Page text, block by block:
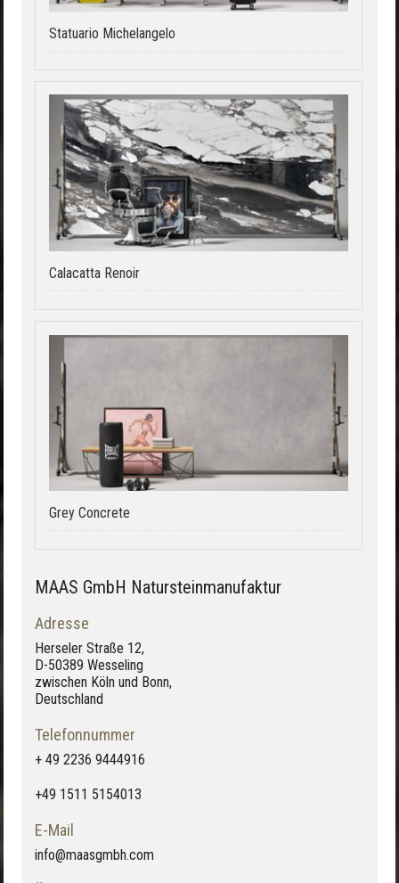
Statuario Michelangelo
Calacatta Renoir
Grey Concrete
MAAS GmbH Natursteinmanufaktur
Adresse
Herseler Straße 12,
D-50389 Wesseling
zwischen Köln und Bonn,
Deutschland
Telefonnummer
+ 49 2236 9444916
+49 1511 5154013
E-Mail
info@maasgmbh.com